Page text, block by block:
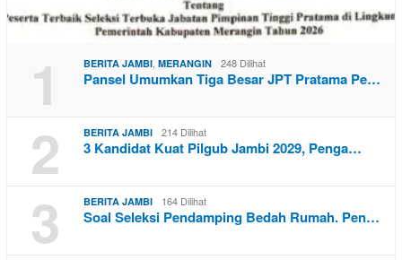
1 BERITA JAMBI, MERANGIN 248 Dilihat
Pansel Umumkan Tiga Besar JPT Pratama Pe…
2 BERITA JAMBI 214 Dilihat
3 Kandidat Kuat Pilgub Jambi 2029, Penga…
3 BERITA JAMBI 164 Dilihat
Soal Seleksi Pendamping Bedah Rumah. Pen…